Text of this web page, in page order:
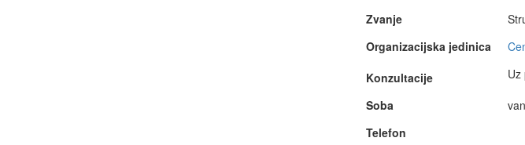
Zvanje
Organizacijska jedinica
Konzultacije
Uz
Soba
Telefon